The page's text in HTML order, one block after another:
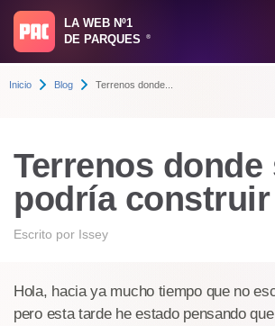
LA WEB Nº1
DE PARQUES
®
Inicio Blog Terrenos donde...
Terrenos donde
podría construir
Escrito por Issey
Hola, hacia ya mucho tiempo que no
pero esta tarde he estado pensando